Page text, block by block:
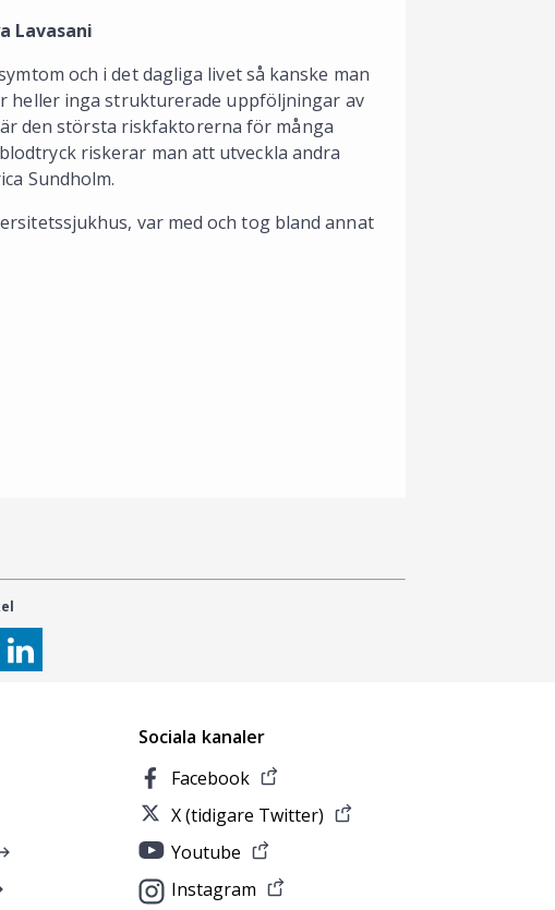
Lavasani
och i det dagliga livet så kanske man
heller inga strukturerade uppföljningar av
den största riskfaktorerna för många
riskerar man att utveckla andra
Sundholm.
var med och tog bland annat
Sociala kanaler
Facebook
X (tidigare Twitter)
Youtube
Instagram